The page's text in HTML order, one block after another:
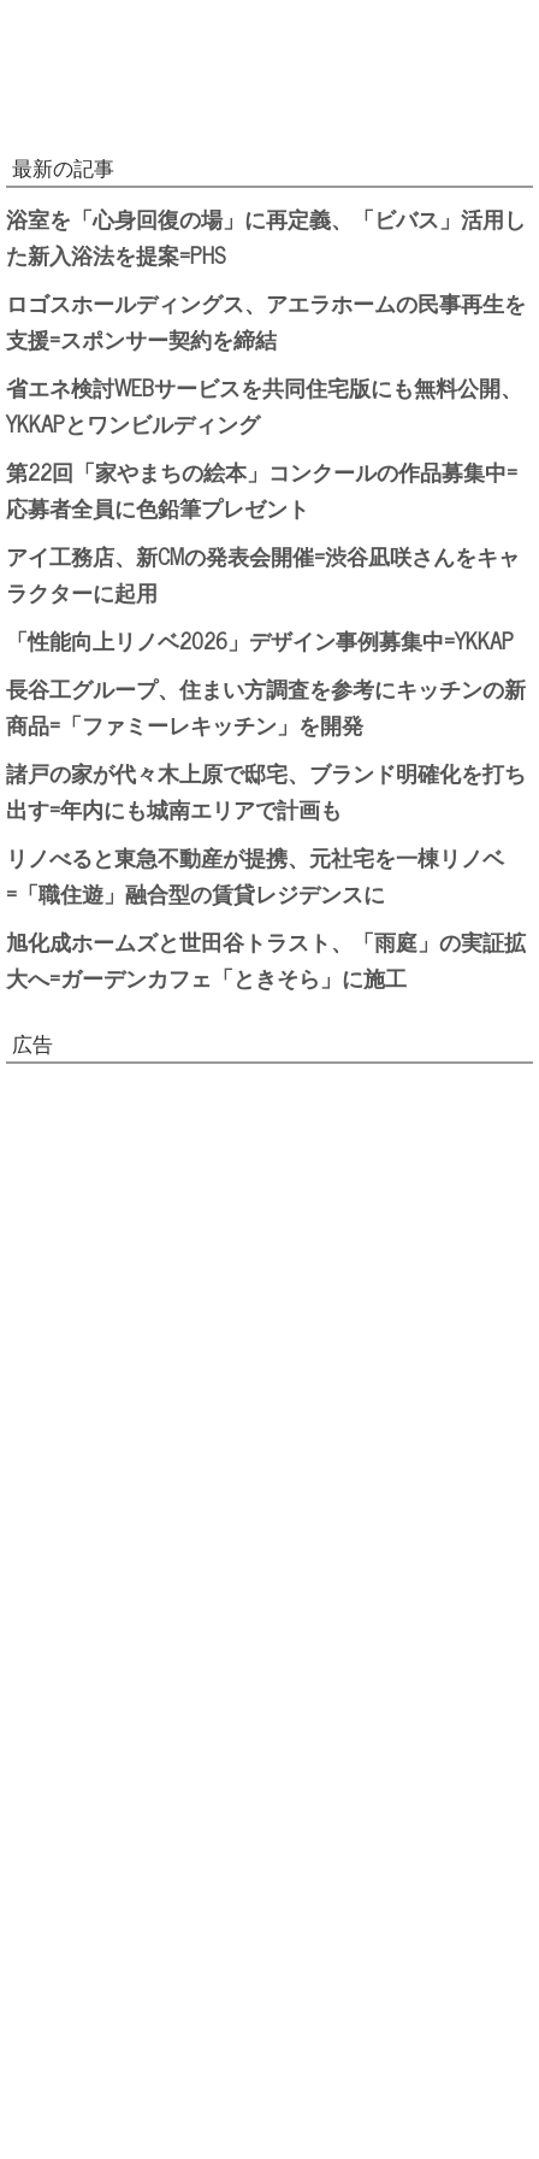
最新の記事
浴室を「心身回復の場」に再定義、「ビバス」活用し
た新入浴法を提案=PHS
ロゴスホールディングス、アエラホームの民事再生を
支援=スポンサー契約を締結
省エネ検討WEBサービスを共同住宅版にも無料公開、
YKKAPとワンビルディング
第22回「家やまちの絵本」コンクールの作品募集中=
応募者全員に色鉛筆プレゼント
アイ工務店、新CMの発表会開催=渋谷凪咲さんをキャ
ラクターに起用
「性能向上リノベ2026」デザイン事例募集中=YKKAP
長谷工グループ、住まい方調査を参考にキッチンの新
商品=「ファミーレキッチン」を開発
諸戸の家が代々木上原で邸宅、ブランド明確化を打ち
出す=年内にも城南エリアで計画も
リノべると東急不動産が提携、元社宅を一棟リノベ
=「職住遊」融合型の賃貸レジデンスに
旭化成ホームズと世田谷トラスト、「雨庭」の実証拡
大へ=ガーデンカフェ「ときそら」に施工
広告